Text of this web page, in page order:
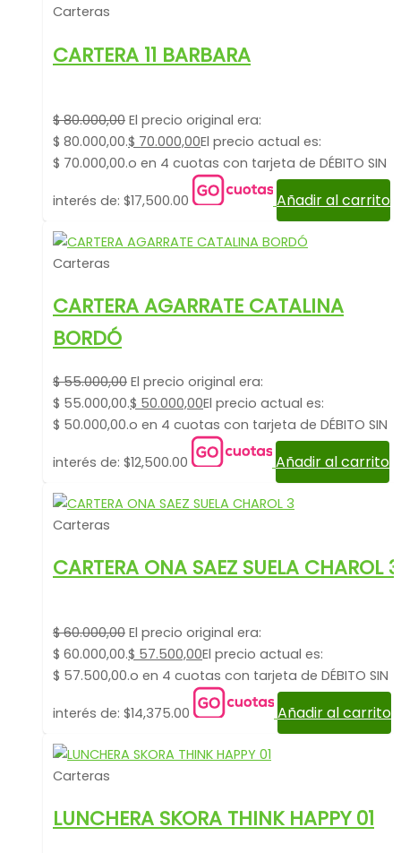
Carteras
CARTERA 11 BARBARA
$80.000,00 El precio original era:
$ 80.000,00.$ 70.000,00El precio actual es:
$ 70.000,00.o en 4 cuotas con tarjeta de DÉBITO SIN
interés de: $17,500.00 Añadir al carrito
Carteras
CARTERA AGARRATE CATALINA
BORDÓ
$55.000,00 El precio original era:
$ 55.000,00.$ 50.000,00El precio actual es:
$ 50.000,00.o en 4 cuotas con tarjeta de DÉBITO SIN
interés de: $12,500.00 Añadir al carrito
Carteras
CARTERA ONA SAEZ SUELA CHAROL 3
$60.000,00 El precio original era:
$ 60.000,00.$ 57.500,00El precio actual es:
$ 57.500,00.o en 4 cuotas con tarjeta de DÉBITO SIN
interés de: $14,375.00 Añadir al carrito
Carteras
LUNCHERA SKORA THINK HAPPY 01